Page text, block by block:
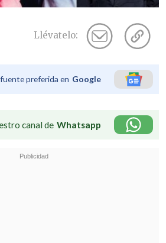
Llévatelo:
preferida en Google
canal de Whatsapp